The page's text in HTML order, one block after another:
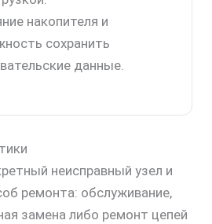
накопителя и
сохранить
данные.
неисправный узел и
ремонта: обслуживание,
замена либо ремонт цепей